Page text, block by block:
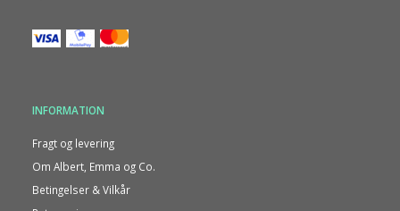
INFORMATION
Fragt og levering
Om Albert, Emma og Co.
Betingelser & Vilkår